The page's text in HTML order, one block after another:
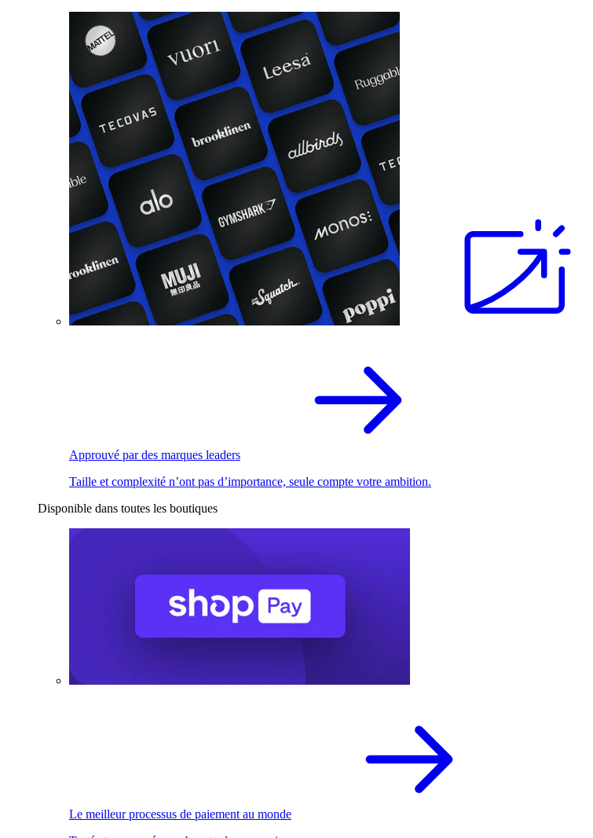
Approuvé par des marques leaders
Taille et complexité n’ont pas d’importance, seule compte votre ambition.
Disponible dans toutes les boutiques
Le meilleur processus de paiement au monde